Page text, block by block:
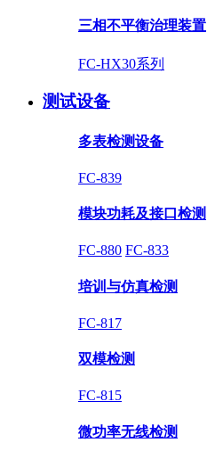
三相不平衡治理装置
FC-HX30系列
测试设备
多表检测设备
FC-839
模块功耗及接口检测
FC-880 FC-833
培训与仿真检测
FC-817
双模检测
FC-815
微功率无线检测